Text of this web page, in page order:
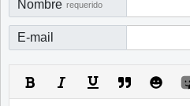
Nombre requerido
E-mail